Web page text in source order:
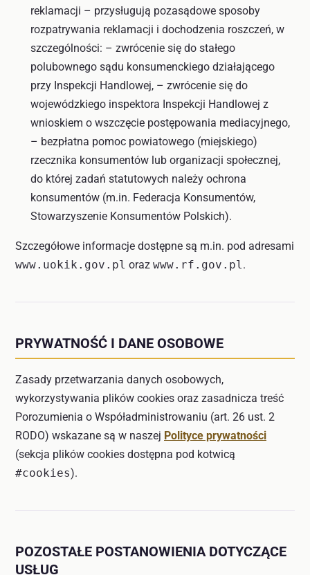
reklamacji – przysługują pozasądowe sposoby
rozpatrywania reklamacji i dochodzenia roszczeń, w
szczególności: – zwrócenie się do stałego
polubownego sądu konsumenckiego działającego
przy Inspekcji Handlowej, – zwrócenie się do
wojewódzkiego inspektora Inspekcji Handlowej z
wnioskiem o wszczęcie postępowania mediacyjnego,
– bezpłatna pomoc powiatowego (miejskiego)
rzecznika konsumentów lub organizacji społecznej,
do której zadań statutowych należy ochrona
konsumentów (m.in. Federacja Konsumentów,
Stowarzyszenie Konsumentów Polskich).
Szczegółowe informacje dostępne są m.in. pod adresami
www.uokik.gov.pl oraz www.rf.gov.pl.
PRYWATNOŚĆ I DANE OSOBOWE
Zasady przetwarzania danych osobowych,
wykorzystywania plików cookies oraz zasadnicza treść
Porozumienia o Współadministrowaniu (art. 26 ust. 2
RODO) wskazane są w naszej Polityce prywatności
(sekcja plików cookies dostępna pod kotwicą
#cookies).
POZOSTAŁE POSTANOWIENIA DOTYCZĄCE
USŁUG